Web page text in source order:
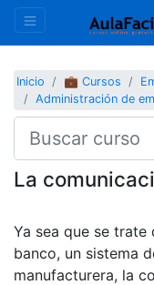
Inicio 💼 Cursos
Administración de
La
Ya sea que se
banco, un sistema
manufacturera, la